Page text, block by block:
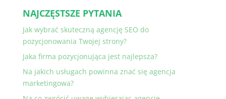
NAJCZĘSTSZE PYTANIA
Jak wybrać skuteczną agencję SEO do
pozycjonowania Twojej strony?
Jaka firma pozycjonująca jest najlepsza?
Na jakich usługach powinna znać się agencja
marketingowa?